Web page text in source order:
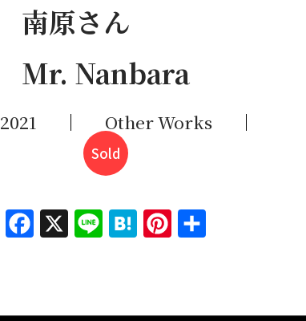
南原さん
Mr. Nanbara
2021 Other Works
Sold
Facebook X Line Hatena Pinterest